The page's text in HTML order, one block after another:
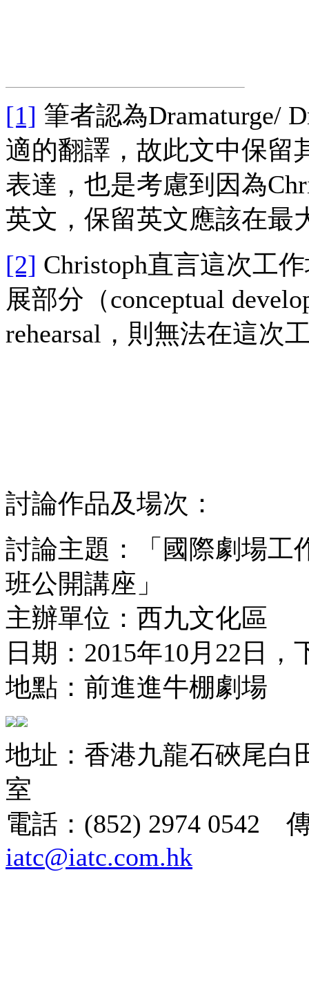
[1] 筆者認為Dramaturge/
適的翻譯，故此文中保留
表達，也是考慮到因為
英文，保留英文應該在最
[2] Christoph直言這次工
展部分（conceptual
rehearsal，則無法在這次
討論作品及場次：
討論主題：「國際劇場
班公開講座」
主辦單位：西九文化區
日期：2015年10月22日，
地點：前進進牛棚劇場
地址：香港九龍石硤尾白
室
電話：(852) 2974 0542
iatc@iatc.com.hk